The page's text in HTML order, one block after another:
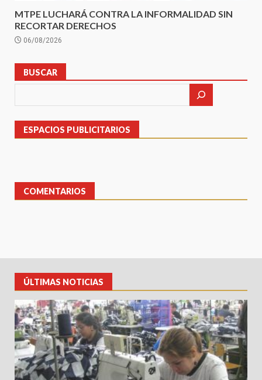
MTPE LUCHARÁ CONTRA LA INFORMALIDAD SIN
RECORTAR DERECHOS
06/08/2026
BUSCAR
ESPACIOS PUBLICITARIOS
COMENTARIOS
ÚLTIMAS NOTICIAS